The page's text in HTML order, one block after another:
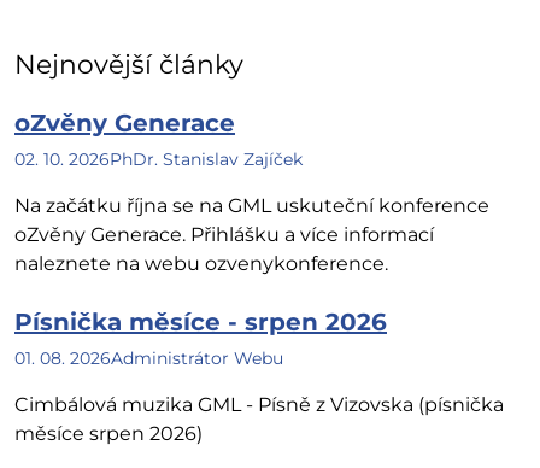
Nejnovější články
oZvěny Generace
02. 10. 2026PhDr. Stanislav Zajíček
Na začátku října se na GML uskuteční konference
oZvěny Generace. Přihlášku a více informací
naleznete na webu ozvenykonference.
Písnička měsíce - srpen 2026
01. 08. 2026Administrátor Webu
Cimbálová muzika GML - Písně z Vizovska (písnička
měsíce srpen 2026)